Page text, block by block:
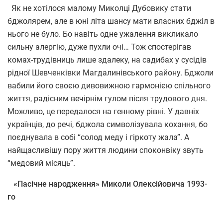
Як не хотілося малому Миколці Дубовику стати
бджолярем, але в юні літа шансу мати власних бджіл в
нього не було. Бо навіть одне ужалення викликало
сильну алергію, дуже пухли очі… Тож спостерігав
комах-трудівниць лише здалеку, на садибах у сусідів
рідної Шевченківки Магдалинівського району. Бджоли
вабили його своєю дивовижною гармонією спільного
життя, радісним вечірнім гулом після трудового дня.
Можливо, це передалося на генному рівні. У давніх
українців, до речі, бджола символізувала кохання, бо
поєднувала в собі “солод меду і гіркоту жала”. А
найщасливішу пору життя людини споконвіку звуть
“медовий місяць”.
«Пасічне народження» Миколи Олексійовича 1993-
го